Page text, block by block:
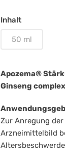
32
Tropfen
Mann
Inhalt
50 ml
Apozema®
Ginseng complex
Zur Anregung
Arzneimittelbild